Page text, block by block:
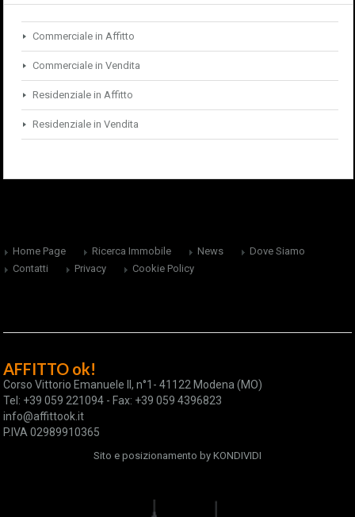
Commerciale in Affitto
Commerciale in Vendita
Residenziale in Affitto
Residenziale in Vendita
Home Page Ricerca Immobile News
Dove Siamo
Contatti
Privacy Cookie Policy
AFFITTO ok!
Corso Vittorio Emanuele II, n°1- 41122 Modena (MO)
Tel: +39 059 221094 - Fax: +39 059 4396823
info@affittook.it
P.IVA 02989910365
Sito e posizionamento by KONDIVIDI